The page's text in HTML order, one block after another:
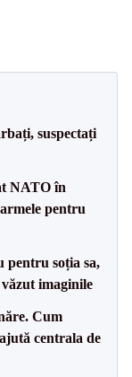
suspectați
NATO în
pentru
pentru soția sa,
imaginile
Cum
centrala de